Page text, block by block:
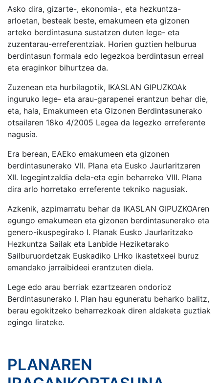
Asko dira, gizarte-, ekonomia-, eta hezkuntza-
arloetan, besteak beste, emakumeen eta gizonen
arteko berdintasuna sustatzen duten lege- eta
zuzentarau-erreferentziak. Horien guztien helburua
berdintasun formala edo legezkoa berdintasun erreal
eta eraginkor bihurtzea da.
Zuzenean eta hurbilagotik, IKASLAN GIPUZKOAk
inguruko lege- eta arau-garapenei erantzun behar die,
eta, hala, Emakumeen eta Gizonen Berdintasunerako
otsailaren 18ko 4/2005 Legea da legezko erreferente
nagusia.
Era berean, EAEko emakumeen eta gizonen
berdintasunerako VII. Plana eta Eusko Jaurlaritzaren
XII. legegintzaldia dela-eta egin beharreko VIII. Plana
dira arlo horretako erreferente tekniko nagusiak.
Azkenik, azpimarratu behar da IKASLAN GIPUZKOAren
egungo emakumeen eta gizonen berdintasunerako eta
genero-ikuspegirako I. Planak Eusko Jaurlaritzako
Hezkuntza Sailak eta Lanbide Heziketarako
Sailburuordetzak Euskadiko LHko ikastetxeei buruz
emandako jarraibideei erantzuten diela.
Lege edo arau berriak ezartzearen ondorioz
Berdintasunerako I. Plan hau eguneratu beharko balitz,
berau egokitzeko beharrezkoak diren aldaketa guztiak
egingo lirateke.
PLANAREN